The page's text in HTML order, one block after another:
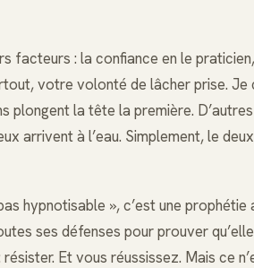
facteurs : la confiance en le
votre volonté de lâcher prise. Je
plongent la tête la première.
arrivent à l’eau. Simplement, le
hypnotisable », c’est une
ses défenses pour prouver
Et vous réussissez. Mais ce